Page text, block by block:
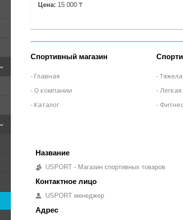
Цена: 15 000 ₸
Спортивный магазин
Главная
О компании
Каталог
Фитнес
USPORT - Магазин спортивных товаров
USPORT менеджер